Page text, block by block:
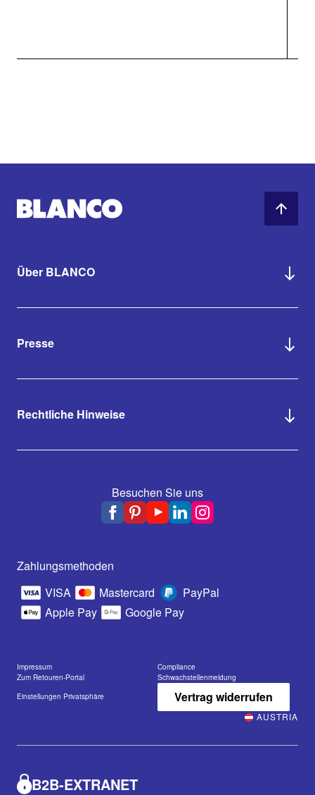
Über BLANCO
Presse
Rechtliche Hinweise
Besuchen Sie uns
Zahlungsmethoden
VISA
Mastercard
PayPal
Apple Pay
Google Pay
Impressum
Compliance
Zum Retouren-Portal
Schwachstellenmeldung
Einstellungen Privatsphäre
Vertrag widerrufen
AUSTRIA
B2B-EXTRANET